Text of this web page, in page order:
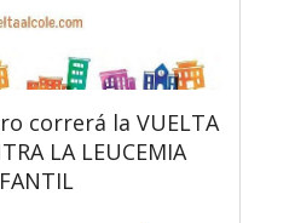
correrá la VUELTA
LA LEUCEMIA